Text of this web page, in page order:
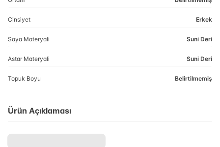
Cinsiyet Erkek
Saya Materyali Suni Deri
Astar Materyali Suni Deri
Topuk Boyu Belirtilmemiş
Ürün Açıklaması